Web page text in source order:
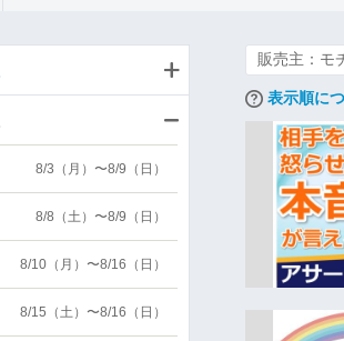
販売主：モ
表示順に
8/3（月）〜8/9（日）
8/8（土）〜8/9（日）
8/10（月）〜8/16（日）
8/15（土）〜8/16（日）